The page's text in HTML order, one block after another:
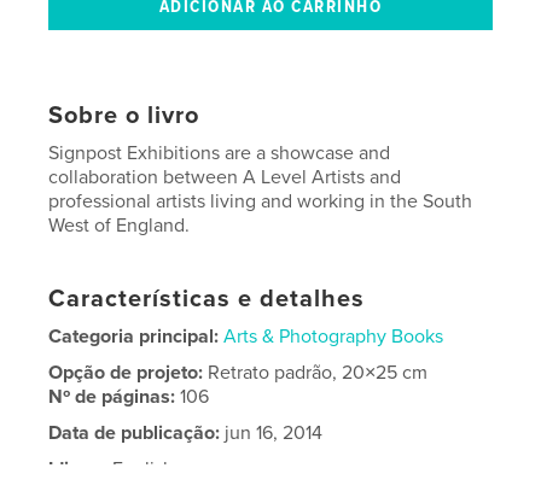
Sobre o livro
Signpost Exhibitions are a showcase and
collaboration between A Level Artists and
professional artists living and working in the South
West of England.
Características e detalhes
Categoria principal: Arts & Photography Books
Opção de projeto: Retrato padrão, 20×25 cm
Nº de páginas:106
Data de publicação: jun 16, 2014
Idioma
English